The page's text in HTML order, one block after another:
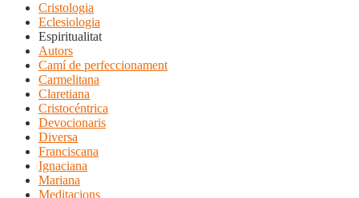
Cristologia
Eclesiologia
Espiritualitat
Autors
Camí de perfeccionament
Carmelitana
Claretiana
Cristocéntrica
Devocionaris
Diversa
Franciscana
Ignaciana
Mariana
Meditacions